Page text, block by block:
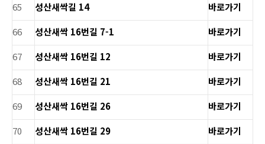
65
성산새싹길 14
바로가기
66
성산새싹 16번길 7-1
바로가기
67
성산새싹 16번길 12
바로가기
68
성산새싹 16번길 21
바로가기
69
성산새싹 16번길 26
바로가기
70
성산새싹 16번길 29
바로가기